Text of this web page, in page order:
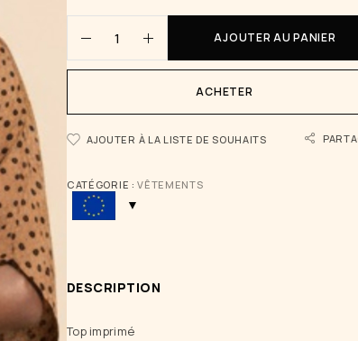
AJOUTER AU PANIER
ACHETER
AJOUTER À LA LISTE DE SOUHAITS
CATÉGORIE :VÊTEMENTS
DESCRIPTION
Top imprimé